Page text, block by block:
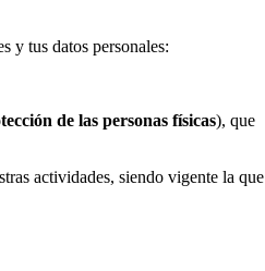
y tus datos personales:
de las personas físicas), que
actividades, siendo vigente la que